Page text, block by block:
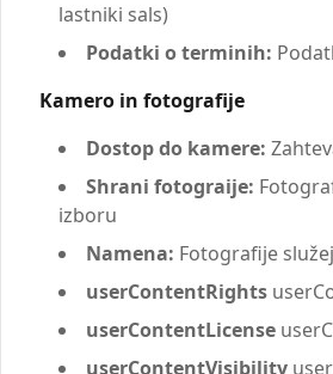
lastniki sals)
Podatki o terminih:
Kamero in fotografije
Dostop do kamere:
Shrani fotograije:
izboru
Namena: Fotografije
userContentRights
userContentLicense
userContentVisibility